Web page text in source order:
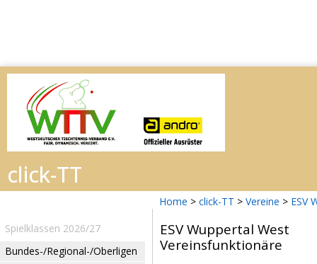
Home > click-TT > Vereine > ESV
Spielklassen 2026/27
Bundes-/Regional-/Oberligen
ESV Wuppertal West
Vereinsfunktionäre